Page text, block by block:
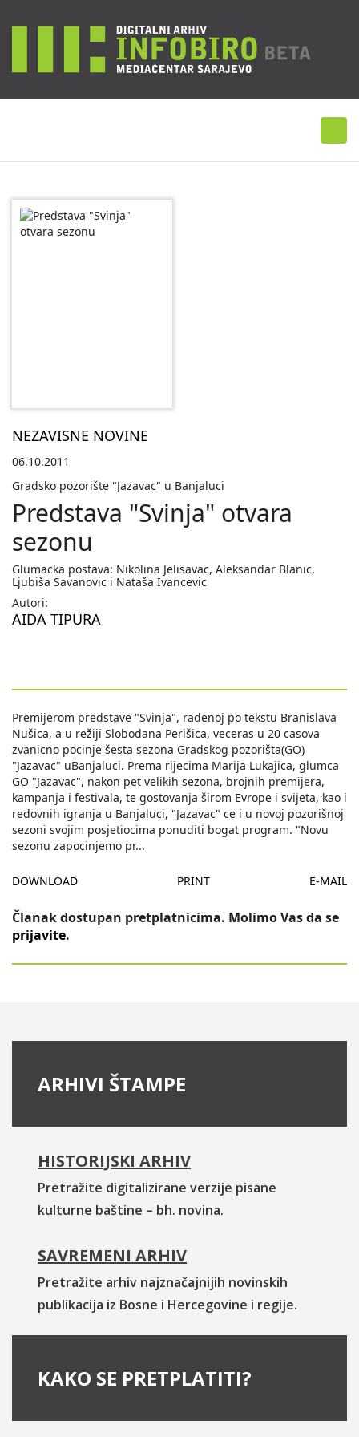
NEZAVISNE NOVINE
06.10.2011
Gradsko pozorište "Jazavac" u Banjaluci
Predstava "Svinja" otvara
sezonu
Glumacka postava: Nikolina Jelisavac, Aleksandar Blanic,
Ljubiša Savanovic i Nataša Ivancevic
Autori:
AIDA TIPURA
Premijerom predstave "Svinja", radenoj po tekstu Branislava
Nušica, a u režiji Slobodana Perišica, veceras u 20 casova
zvanicno pocinje šesta sezona Gradskog pozorišta(GO)
"Jazavac" uBanjaluci. Prema rijecima Marija Lukajica, glumca
GO "Jazavac", nakon pet velikih sezona, brojnih premijera,
kampanja i festivala, te gostovanja širom Evrope i svijeta, kao i
redovnih igranja u Banjaluci, "Jazavac" ce i u novoj pozorišnoj
sezoni svojim posjetiocima ponuditi bogat program. "Novu
sezonu zapocinjemo pr...
DOWNLOAD PRINT E-MAIL
Članak dostupan pretplatnicima. Molimo Vas da se
prijavite.
ARHIVI ŠTAMPE
HISTORIJSKI ARHIV
Pretražite digitalizirane verzije pisane
kulturne baštine – bh. novina.
SAVREMENI ARHIV
Pretražite arhiv najznačajnijih novinskih
publikacija iz Bosne i Hercegovine i regije.
KAKO SE PRETPLATITI?